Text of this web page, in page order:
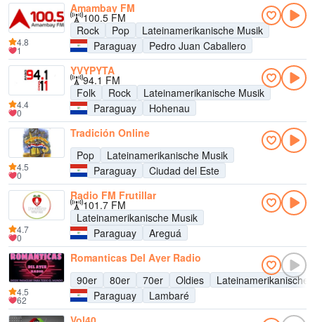
Amambay FM
100.5 FM
Rock
Pop
Lateinamerikanische Musik
Paraguay
Pedro Juan Caballero
4.8
1
YVYPYTA
94.1 FM
Folk
Rock
Lateinamerikanische Musik
Paraguay
Hohenau
4.4
0
Tradición Online
Pop
Lateinamerikanische Musik
Paraguay
Ciudad del Este
4.5
0
Radio FM Frutillar
101.7 FM
Lateinamerikanische Musik
Paraguay
Areguá
4.7
0
Romanticas Del Ayer Radio
90er
80er 70er Oldies
Lateinamerikanische
Paraguay
Lambaré
4.5
62